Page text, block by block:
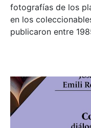
fotografías de los
en los
publicaron entre